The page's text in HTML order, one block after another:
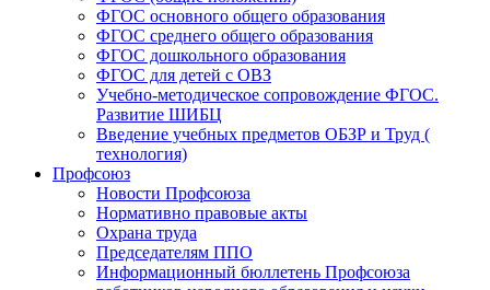
ФГОС основного общего образования
ФГОС среднего общего образования
ФГОС дошкольного образования
ФГОС для детей с ОВЗ
Учебно-методическое сопровождение ФГОС.
Развитие ШИБЦ
Введение учебных предметов ОБЗР и Труд (
технология)
Профсоюз
Новости Профсоюза
Нормативно правовые акты
Охрана труда
Председателям ППО
Информационный бюллетень Профсоюза